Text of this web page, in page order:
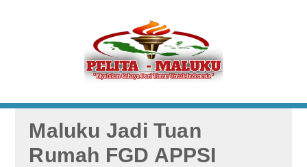
Maluku Jadi Tuan
Rumah FGD APPSI